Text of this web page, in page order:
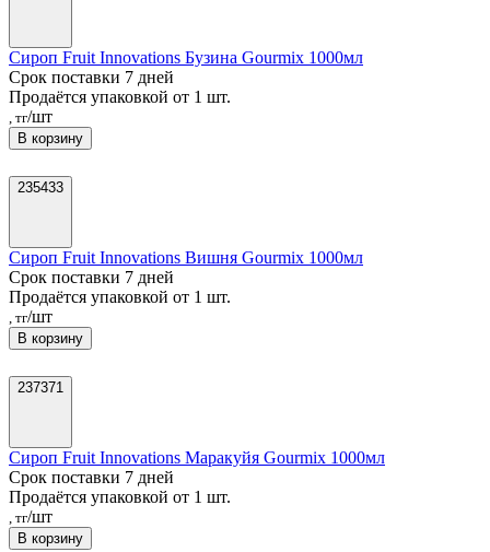
Сироп Fruit Innovations Бузина Gourmix 1000мл
Срок поставки 7 дней
Продаётся упаковкой от 1 шт.
, тг/шт
В корзину
235433
Сироп Fruit Innovations Вишня Gourmix 1000мл
Срок поставки 7 дней
Продаётся упаковкой от 1 шт.
, тг/шт
В корзину
237371
Сироп Fruit Innovations Маракуйя Gourmix 1000мл
Срок поставки 7 дней
Продаётся упаковкой от 1 шт.
, тг/шт
В корзину